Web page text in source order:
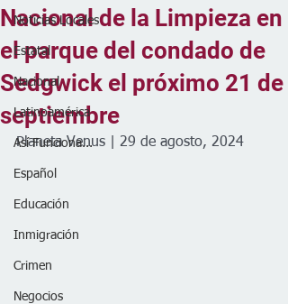
Noticias Locales
Estatal
Nacional
Latinoamérica
Así Funciona...
Español
Educación
Inmigración
Crimen
Negocios
Nacional de la Limpieza en
el parque del condado de
Sedgwick el próximo 21 de
septiembre
Planeta Venus | 29 de agosto, 2024